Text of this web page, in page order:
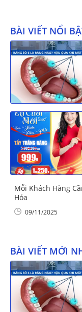
BÀI VIẾT NỔI
Mỗi Khách Hàng
Hóa
09/11/2025
BÀI VIẾT MỚI